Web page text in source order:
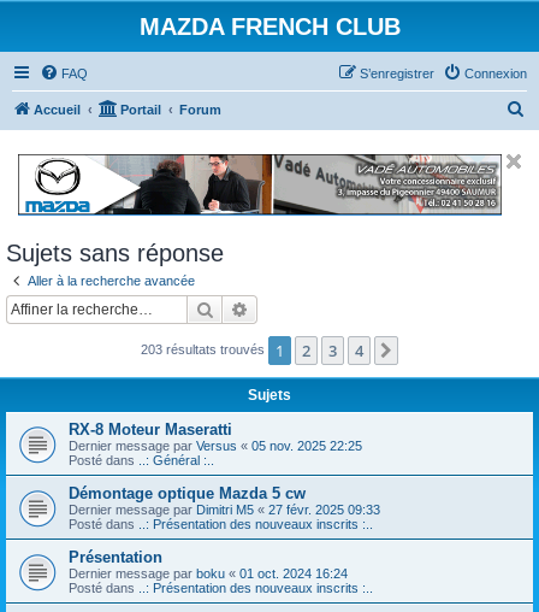
MAZDA FRENCH CLUB
FAQ Connexion
S’enregistrer
Accueil Portail Forum
Sujets sans réponse
Aller à la recherche avancée
Rechercher
203 résultats trouvés 1 2 3 4
Sujets
RX-8 Moteur Maseratti
Dernier message par Versus « 05 nov. 2025 22:25
Posté dans
..: Général :..
Démontage optique Mazda 5 cw
Dernier message par Dimitri M5 « 27 févr. 2025 09:33
Posté dans
..: Présentation des nouveaux inscrits :..
Présentation
Dernier message par boku « 01 oct. 2024 16:24
Posté dans
..: Présentation des nouveaux inscrits :..